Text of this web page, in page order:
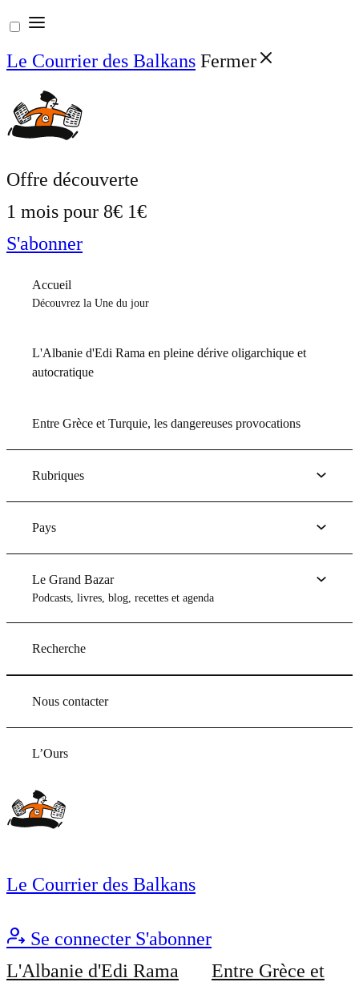
Aller
au
contenu
Le Courrier des Balkans Fermer
Offre découverte
1 mois pour 8€ 1€
S'abonner
Accueil
Découvrez la Une du jour
L'Albanie d'Edi Rama en pleine dérive oligarchique et
autocratique
Entre Grèce et Turquie, les dangereuses provocations
Rubriques
Pays
Le Grand Bazar
Podcasts, livres, blog, recettes et agenda
Recherche
Nous contacter
L’Ours
Le Courrier des Balkans
Se connecter S'abonner
L'Albanie d'Edi Rama
Entre Grèce et